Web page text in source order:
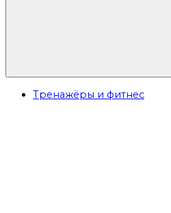
Тренажёры и фитнес